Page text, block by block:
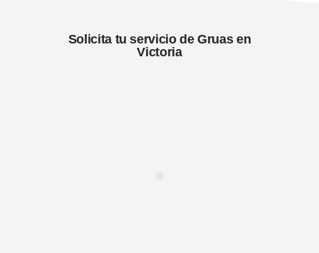
Solicita tu servicio de Gruas en
Victoria